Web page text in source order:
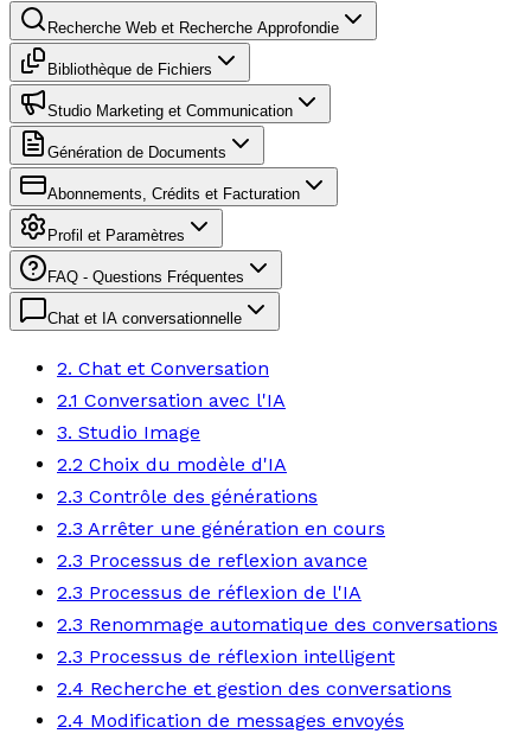
Recherche Web et Recherche Approfondie
Bibliothèque de Fichiers
Studio Marketing et Communication
Génération de Documents
Abonnements, Crédits et Facturation
Profil et Paramètres
FAQ - Questions Fréquentes
Chat et IA conversationnelle
2. Chat et Conversation
2.1 Conversation avec l'IA
3. Studio Image
2.2 Choix du modèle d'IA
2.3 Contrôle des générations
2.3 Arrêter une génération en cours
2.3 Processus de reflexion avance
2.3 Processus de réflexion de l'IA
2.3 Renommage automatique des conversations
2.3 Processus de réflexion intelligent
2.4 Recherche et gestion des conversations
2.4 Modification de messages envoyés